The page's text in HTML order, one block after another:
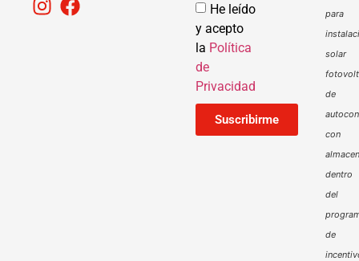
He leído
y acepto
la Política
de
Privacidad
Suscribirme
para
solar
de
con
dentro
del
de